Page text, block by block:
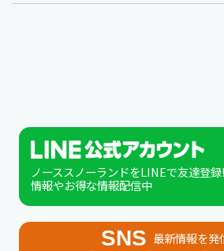
ノーススノーランドをLINEで友達登
情報やお得な情報配信中
SNS 最新情報を発